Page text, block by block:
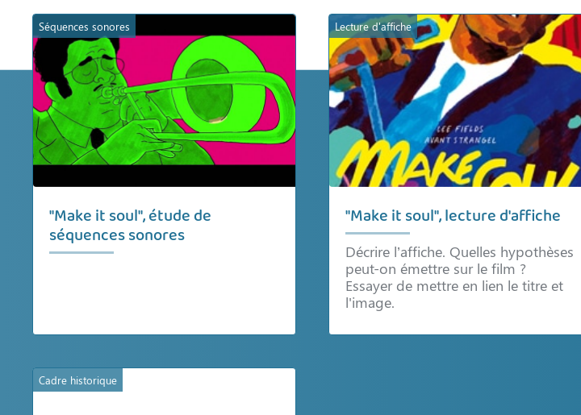
Séquences sonores
"Make it soul", étude de
séquences sonores
Lecture d'affiche
"Make it soul", lecture d'affiche
Décrire l’affiche. Quelles hypothèses
peut-on émettre sur le film ?
Essayer de mettre en lien le titre et
l'image.
Cadre historique